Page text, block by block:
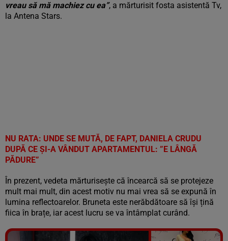
vreau să mă machiez cu ea”, a mărturisit fosta asistentă Tv,
la Antena Stars.
NU RATA: UNDE SE MUTĂ, DE FAPT, DANIELA CRUDU
DUPĂ CE ȘI-A VÂNDUT APARTAMENTUL: ”E LÂNGĂ
PĂDURE”
În prezent, vedeta mărturisește că încearcă să se protejeze
mult mai mult, din acest motiv nu mai vrea să se expună în
lumina reflectoarelor. Bruneta este nerăbdătoare să își țină
fiica în brațe, iar acest lucru se va întâmplat curând.